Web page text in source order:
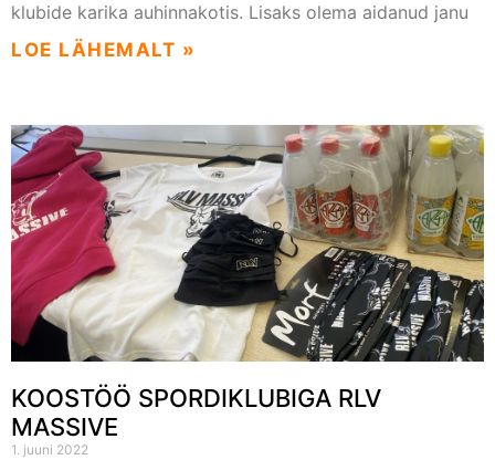
klubide karika auhinnakotis. Lisaks olema aidanud janu
LOE LÄHEMALT »
KOOSTÖÖ SPORDIKLUBIGA RLV
MASSIVE
1. juuni 2022